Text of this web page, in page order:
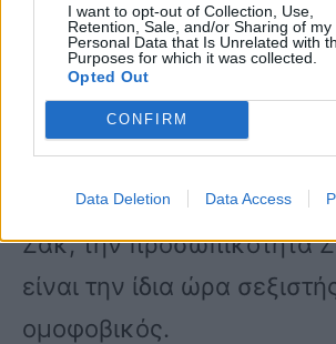
I want to opt-out of Collection, Use,
Retention, Sale, and/or Sharing of my
Personal Data that Is Unrelated with
Purposes for which it was collected.
Opted Out
CONFIRM
Data Deletion Data Access
τα έχει πει όλα ο κ.
Ράνια Τζίμα: Και ένα
Ζακ; Μου κάνει λίγο
αυτό; Να κάνει κάποιος
Ζακ, την προσωπικότητα
είναι την ίδια ώρα
ομοφοβικός.